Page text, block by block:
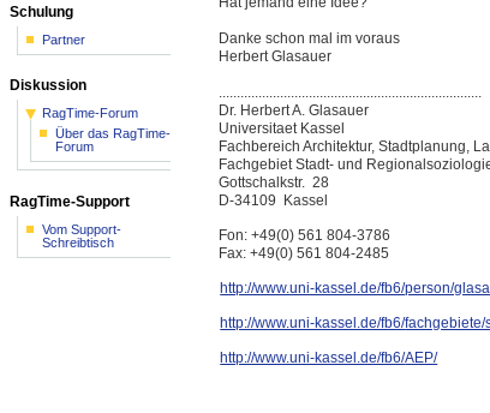
Danke schon mal im voraus
Herbert Glasauer
.........................................................................
Dr. Herbert A. Glasauer
Universitaet Kassel
Fachbereich Architektur, Stadtplanung,
Fachgebiet Stadt- und
Gottschalkstr. 28
D-34109 Kassel
Fon: +49(0) 561 804-3786
Fax: +49(0) 561 804-2485
http://www.uni-kassel.de/fb6/person/
http://www.uni-kassel.de/fb6/
http://www.uni-kassel.de/fb6/AEP/
Schulung
Partner
Diskussion
RagTime-Forum
Über das RagTime-
Forum
RagTime-Support
Vom Support-
Schreibtisch